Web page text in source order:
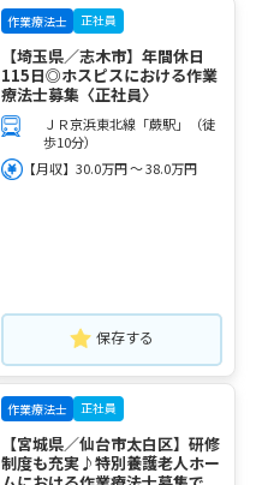
作業療法士 正社員
【埼玉県／志木市】年間休日
115日◎ホスピスにおける作業
療法士募集〈正社員〉
ＪＲ京浜東北線「蕨駅」（徒
歩10分）
【月収】30.0万円 ～ 38.0万円
保存する
作業療法士 正社員
【宮城県／仙台市太白区】研修
制度も充実♪特別養護老人ホー